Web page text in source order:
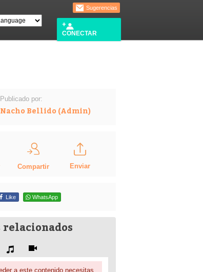
Sugerencias
CONECTAR
Publicado por:
Nacho Bellido (Admin)
Compartir Enviar
Like WhatsApp
relacionados
a este contenido necesitas